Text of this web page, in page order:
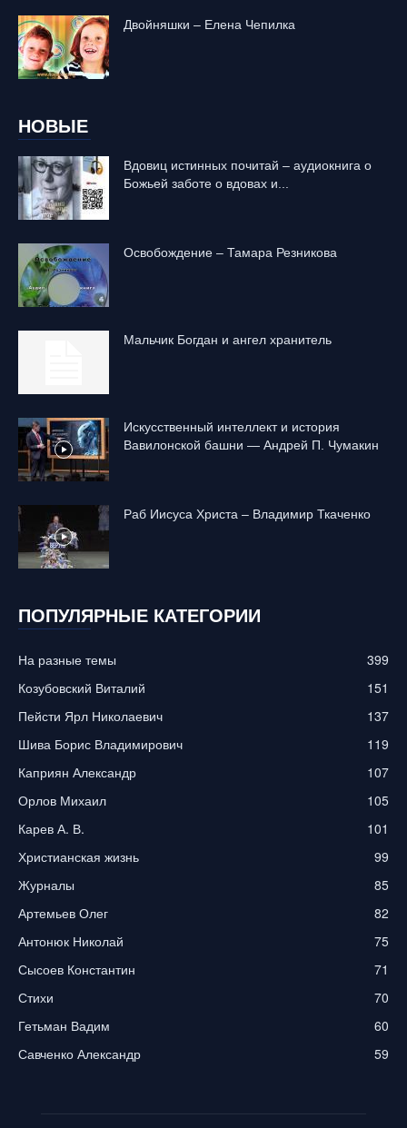
Двойняшки – Елена Чепилка
НОВЫЕ
Вдовиц истинных почитай – аудиокнига о
Божьей заботе о вдовах и...
Освобождение – Тамара Резникова
Mальчик Богдан и ангел хранитель
Искусственный интеллект и история
Вавилонской башни — Андрей П. Чумакин
Раб Иисуса Христа – Владимир Ткаченко
ПОПУЛЯРНЫЕ КАТЕГОРИИ
На разные темы
399
Козубовский Виталий
151
Пейсти Ярл Николаевич
137
Шива Борис Владимирович
119
Каприян Александр
107
Орлов Михаил
105
Карев А. В.
101
Христианская жизнь
99
Журналы
85
Артемьев Олег
82
Антонюк Николай
75
Сысоев Константин
71
Стихи
70
Гетьман Вадим
60
Савченко Александр
59